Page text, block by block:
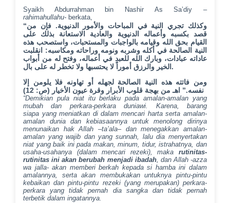
Syaikh Abdurrahman bin Nashir As Sa’diy –
rahimahullahu- berkata,
“وكذلك تجري النية في المباحات والأمور الدنيوية. فإن من
قصد بكسبه وأعماله الدنيوية والعادية الاستعانة بذلك على
القيام بحق الله وقيامه بالواجبات والمستحبات، واستصحب هذه
النية الصالحة في أكله وشربه ونومه وراحاته ومكاسبه: انقلبت
عاداته عبادات، وبارك الله للعبد في أعماله، وفتح له من أبواب
الخير والرزق أموراً لا يحتسبها ولا تخطر له على بال.
ومن فاتته هذه النية الصالحة لجهله أو تهاونه فلا يلومن إلا
نفسه.” اهـ من بهجة قلوب الأبرار وقرة عيون الأخيار (ص: 12)
“Demikian pula niat itu berlaku pada amalan-amalan yang
mubah dan perkara-perkara duniawi. Karena,
barang
siapa yang meniatkan di dalam mencari hartaserta amalan-
amalan dunia dan kebiasaannya untuk menolong dirinya
menunaikan hak Allah –ta’ala–dan menegakkan amalan-
amalan yang wajib dan yang sunnah, lalu dia menyertakan
niat yang baik ini pada makan, minum, tidur, istrahatnya, dan
usaha-usahanya (dalam mencari rezeki), maka rutinitas-
rutinitas ini akan berubah menjadi ibadah, dan Allah -azza
wa jalla- akan memberi berkah kepada si hamba ini dalam
amalannya, serta akan membukakan untuknya pintu-pintu
kebaikan dan pintu-pintu rezeki (yang merupakan) perkara-
perkara yang tidak pernah dia sangka dan tidak pernah
terbetik dalam ingatannya.